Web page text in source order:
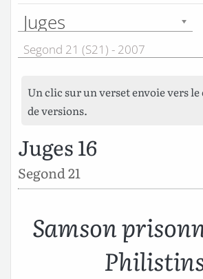
Juges
Segond 21 (S21) - 2007
Un clic sur un verset envoie vers
de versions.
Juges 16
Segond 21
Samson